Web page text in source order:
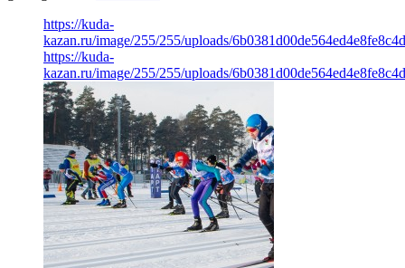
https://kuda-
kazan.ru/image/255/255/uploads/
https://kuda-
kazan.ru/image/255/255/uploads/